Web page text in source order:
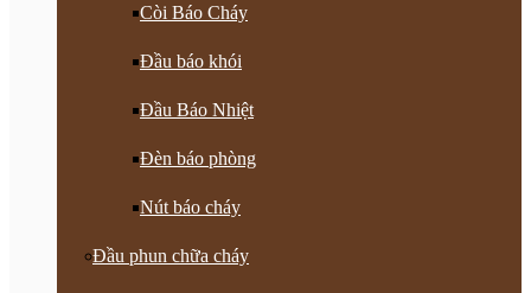
Còi Báo Cháy
Đầu báo khói
Đầu Báo Nhiệt
Đèn báo phòng
Nút báo cháy
Đầu phun chữa cháy